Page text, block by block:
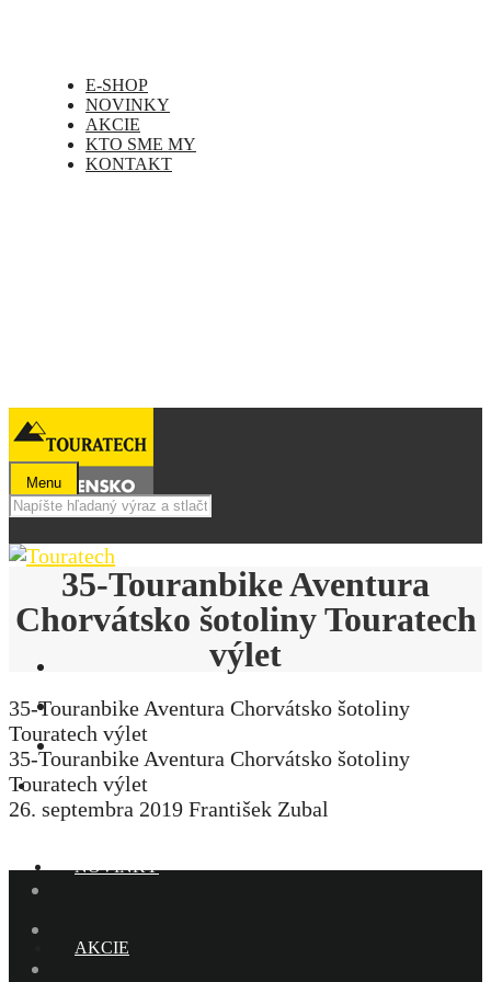
E-SHOP
NOVINKY
AKCIE
KTO SME MY
KONTAKT
Menu
E-SHOP
NOVINKY
AKCIE
35-Touranbike Aventura
Chorvátsko šotoliny Touratech
výlet
35-Touranbike Aventura Chorvátsko šotoliny
Touratech výlet
35-Touranbike Aventura Chorvátsko šotoliny
Touratech výlet
26. septembra 2019 František Zubal